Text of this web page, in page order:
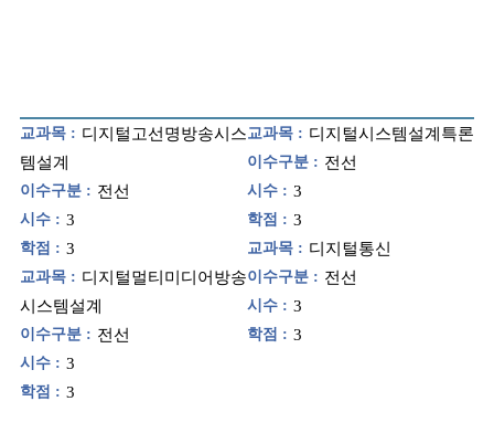
교과목 : 디지털고선명방송시스
템설계
이수구분 : 전선
시수 : 3
학점 : 3
교과목 : 디지털멀티미디어방송
시스템설계
이수구분 : 전선
시수 : 3
학점 : 3
교과목 : 디지털시스템설계특론
이수구분 : 전선
시수 : 3
학점 : 3
교과목 : 디지털통신
이수구분 : 전선
시수 : 3
학점 : 3